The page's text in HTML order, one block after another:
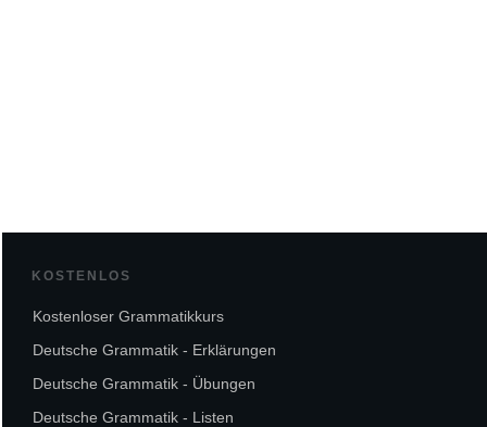
KOSTENLOS
Kostenloser Grammatikkurs
Deutsche Grammatik - Erklärungen
Deutsche Grammatik - Übungen
Deutsche Grammatik - Listen